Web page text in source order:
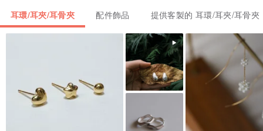
財運、幸運。
粉水晶: 是壹種可以使人情感更加敏銳的寶石，可以幫助壹個人更好的
發現並追求愛情，同時也能為這段愛情帶來保護。此外，粉水晶還可
以增強壹個人的人際交往能力，改善他的人際關系。
■ 相關產品:
cn.pinkoi.com/product/RrrCq8tB
耳環/耳夾/耳骨夾 配件飾品 提供客製的 耳環/耳夾/耳骨夾